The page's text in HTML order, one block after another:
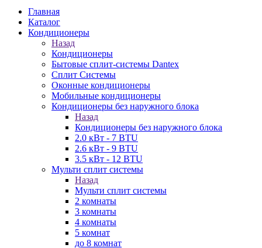
Главная
Каталог
Кондиционеры
Назад
Кондиционеры
Бытовые сплит-системы Dantex
Сплит Системы
Оконные кондиционеры
Мобильные кондиционеры
Кондиционеры без наружного блока
Назад
Кондиционеры без наружного блока
2.0 кВт - 7 BTU
2.6 кВт - 9 BTU
3.5 кВт - 12 BTU
Мульти сплит системы
Назад
Мульти сплит системы
2 комнаты
3 комнаты
4 комнаты
5 комнат
до 8 комнат